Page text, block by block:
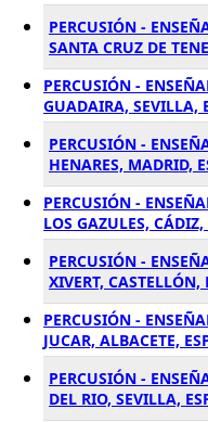
PERCUSIÓN -
SANTA CRUZ DE
PERCUSIÓN -
GUADAIRA, SEVILLA,
PERCUSIÓN -
HENARES, MADRID,
PERCUSIÓN -
LOS GAZULES,
PERCUSIÓN -
XIVERT, CASTELLÓN,
PERCUSIÓN -
JUCAR, ALBACETE,
PERCUSIÓN -
DEL RIO, SEVILLA,